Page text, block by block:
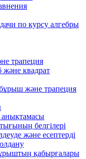
по курсу алгебры
трапеция
квадрат
және трапеция
белгілері
және есептерді
қабырғалары